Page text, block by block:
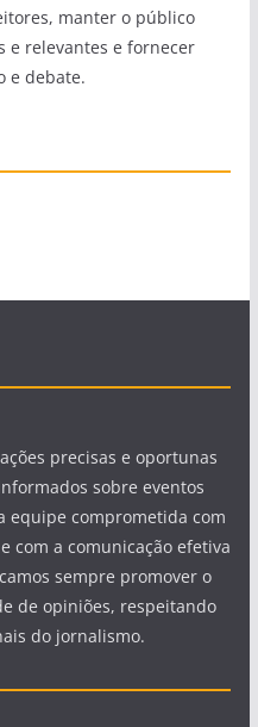
manter o público
e relevantes e fornecer
e debate.
precisas e oportunas
sobre eventos
equipe comprometida com
com a comunicação efetiva
sempre promover o
de opiniões, respeitando
do jornalismo.